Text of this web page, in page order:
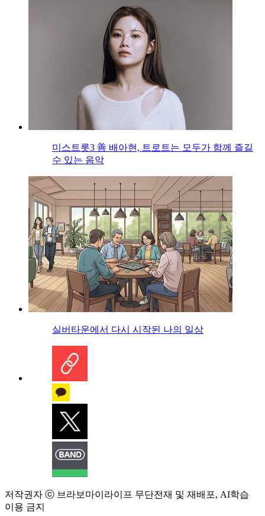
미스트롯3 善 배아현, 트로트는 모두가 함께 즐길
수 있는 음악
실버타운에서 다시 시작된 나의 일상
저작권자 ⓒ 브라보마이라이프 무단전재 및 재배포, AI학습
이용 금지